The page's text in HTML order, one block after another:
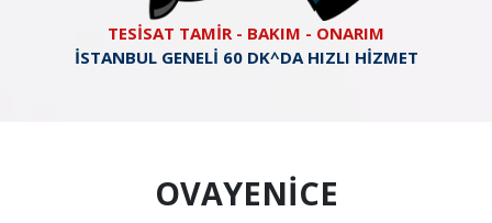
TESİSAT TAMİR - BAKIM - ONARIM
İSTANBUL GENELİ 60 DK^DA HIZLI HİZMET
OVAYENİCE